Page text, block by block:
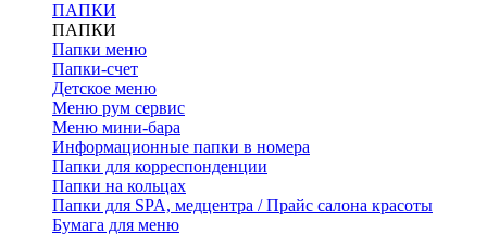
ПАПКИ
ПАПКИ
Папки меню
Папки-счет
Детское меню
Меню рум сервис
Меню мини-бара
Информационные папки в номера
Папки для корреспонденции
Папки на кольцах
Папки для SPA, медцентра / Прайс салона красоты
Бумага для меню